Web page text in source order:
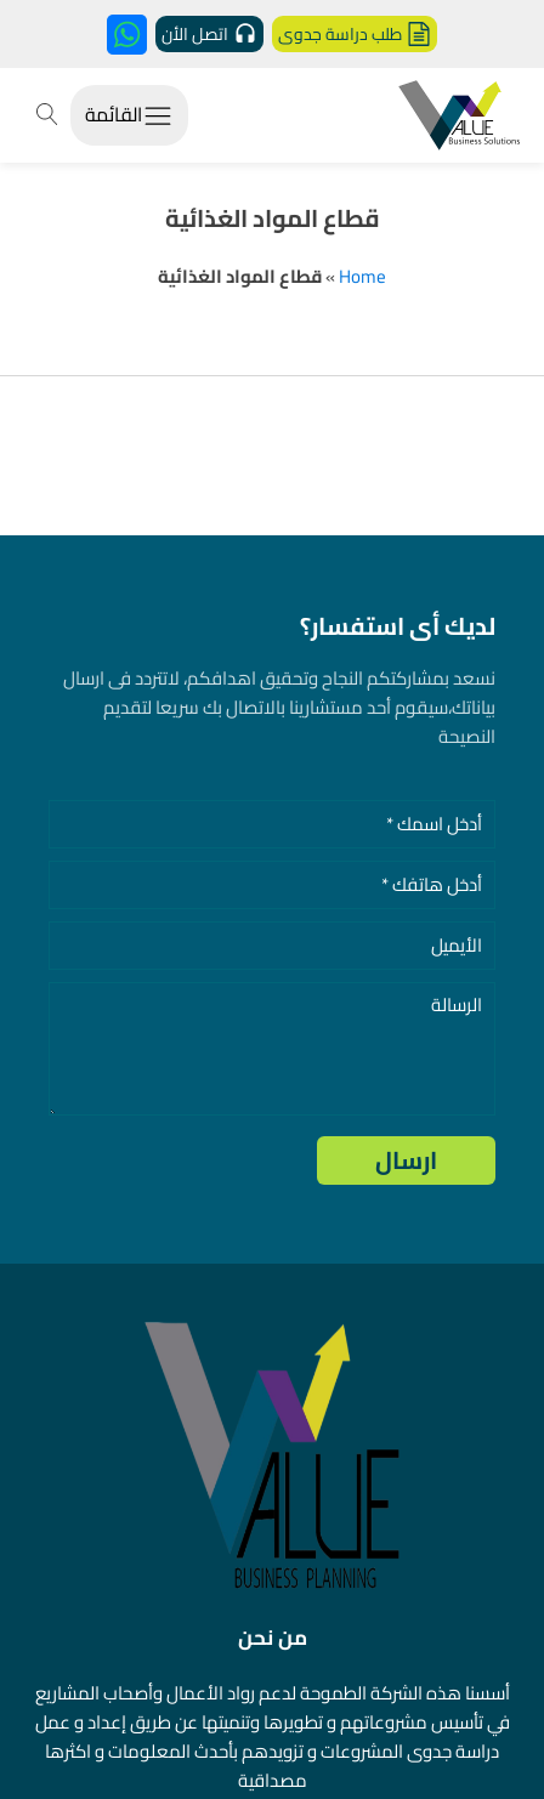
طلب دراسة جدوى اتصل الأن
القائمة
قطاع المواد الغذائية
Home
»قطاع المواد الغذائية
لديك أى استفسار؟
نسعد بمشاركتكم النجاح وتحقيق اهدافكم، لاتتردد فى ارسال
بياناتك، سيقوم أحد مستشارينا بالاتصال بك سريعا لتقديم
النصيحة
من نحن
أسسنا هذه الشركة الطموحة لدعم رواد الأعمال وأصحاب المشاريع
في تأسيس مشروعاتهم و تطويرها وتنميتها عن طريق إعداد و عمل
دراسة جدوى المشروعات و تزويدهم بأحدث المعلومات و اكثرها
مصداقية